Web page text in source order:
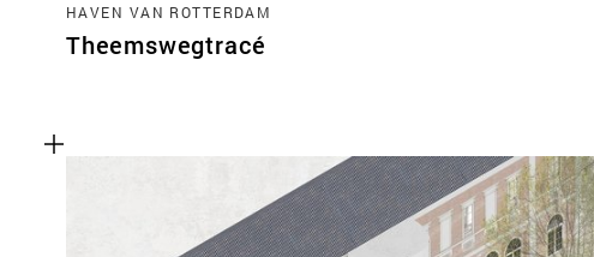
HAVEN VAN ROTTERDAM
Theemswegtracé